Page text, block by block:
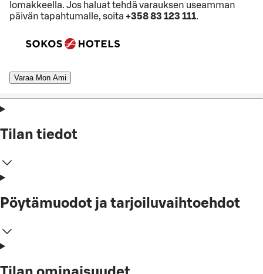
lomakkeella. Jos haluat tehdä varauksen useamman
päivän tapahtumalle, soita +358 83 123 111.
Varaa Mon Ami
Tilan tiedot
Pöytämuodot ja tarjoiluvaihtoehdot